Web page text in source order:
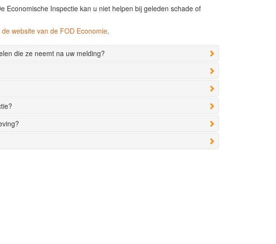
Economische Inspectie kan u niet helpen bij geleden schade of
de website van de FOD Economie.
die ze neemt na uw melding?